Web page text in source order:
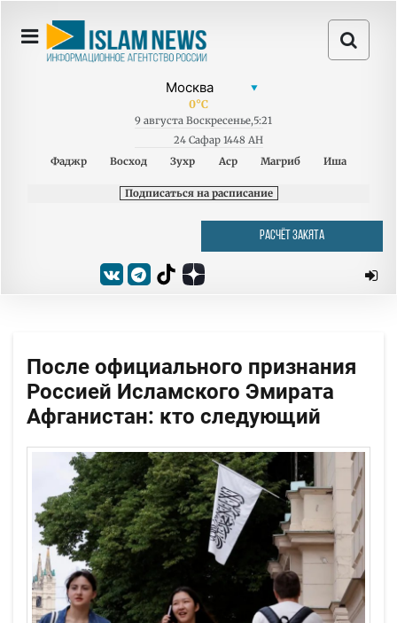
0°C
9 августа Воскресенье,5:21
24 Сафар 1448 AH
Фаджр
Восход Зухр Аср Магриб Иша
Подписаться на расписание
РАСЧЁТ ЗАКЯТА
После официального признания
Россией Исламского Эмирата
Афганистан: кто следующий